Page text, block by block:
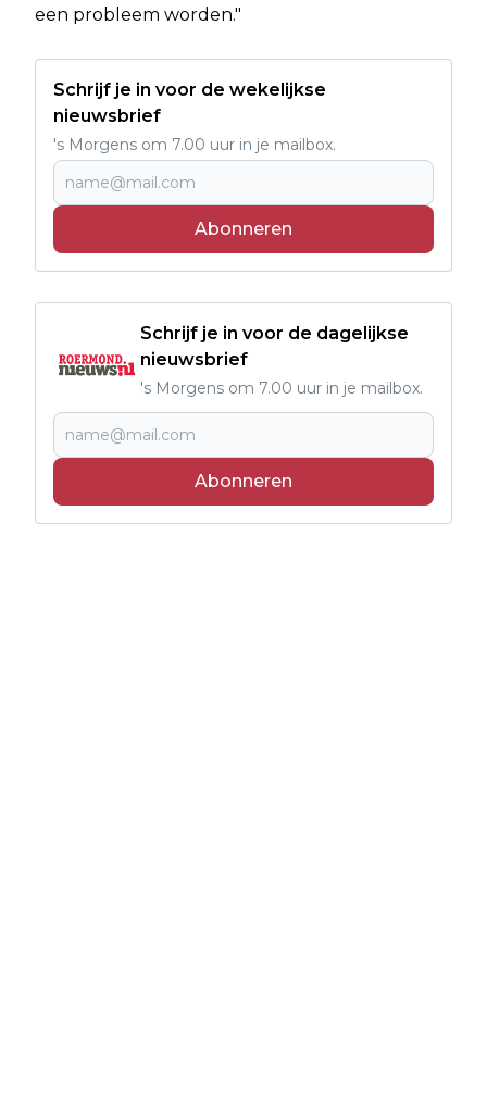
een probleem worden."
Schrijf je in voor de wekelijkse
nieuwsbrief
's Morgens om 7.00 uur in je mailbox.
Abonneren
Schrijf je in voor de dagelijkse
nieuwsbrief
's Morgens om 7.00 uur in je mailbox.
Abonneren